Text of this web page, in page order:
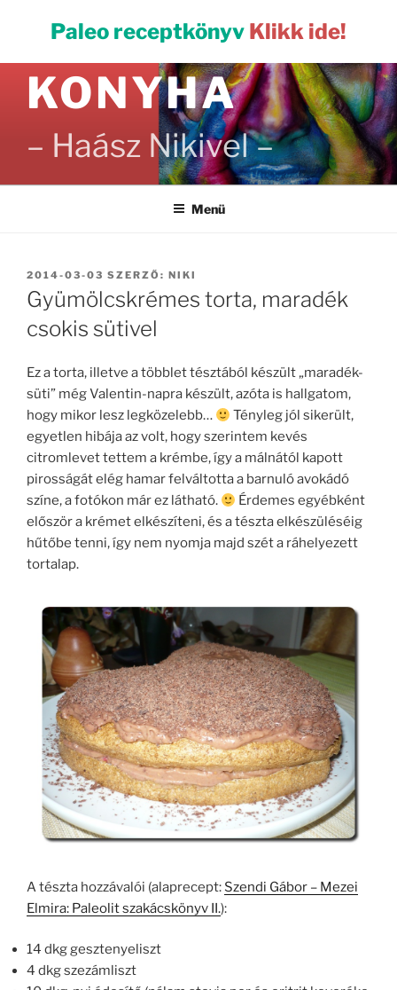
Paleo receptkönyv Klikk ide!
PALEO
KONYHA
– Haász Nikivel –
Menü
BEKÜLDVE:
2014-03-03 SZERZŐ: NIKI
Gyümölcskrémes torta, maradék
csokis sütivel
Ez a torta, illetve a többlet tésztából készült „maradék-
süti” még Valentin-napra készült, azóta is hallgatom,
hogy mikor lesz legközelebb…
Tényleg jól sikerült,
egyetlen hibája az volt, hogy szerintem kevés
citromlevet tettem a krémbe, így a málnától kapott
pirosságát elég hamar felváltotta a barnuló avokádó
színe, a fotókon már ez látható.
Érdemes egyébként
először a krémet elkészíteni, és a tészta elkészüléséig
hűtőbe tenni, így nem nyomja majd szét a ráhelyezett
tortalap.
A tészta hozzávalói (alaprecept: Szendi Gábor – Mezei
Elmira: Paleolit szakácskönyv II.):
14 dkg gesztenyeliszt
4 dkg szezámliszt